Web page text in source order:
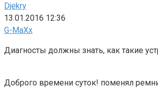
Djekry
13.01.2016 12:36
G-MaXx
Диагносты должны знать, как такие
Доброго времени суток! поменял